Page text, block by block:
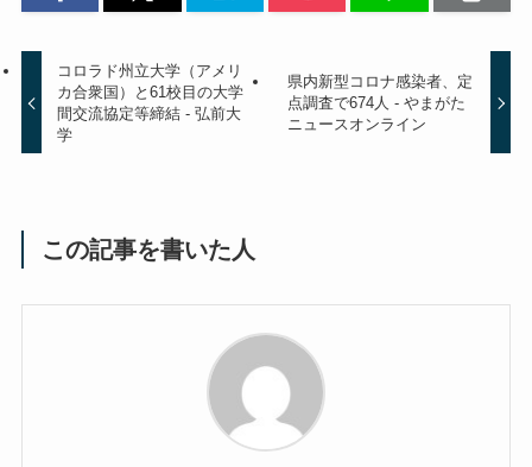
コロラド州立大学（アメリ
カ合衆国）と61校目の大学
間交流協定等締結 - 弘前大
学
県内新型コロナ感染者、定
点調査で674人 - やまがた
ニュースオンライン
この記事を書いた人